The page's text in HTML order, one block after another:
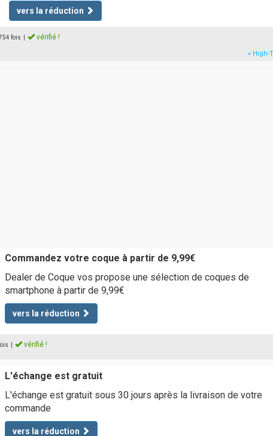
vers la réduction
fois vérifié !
» High-
Commandez votre coque à partir de 9,99€
Dealer de Coque vos propose une sélection de coques de
smartphone à partir de 9,99€
vers la réduction
vérifié !
L'échange est gratuit
L'échange est gratuit sous 30 jours après la livraison de votre
commande
vers la réduction